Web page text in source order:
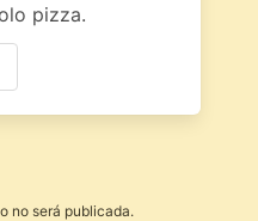
pizza.
no será publicada.